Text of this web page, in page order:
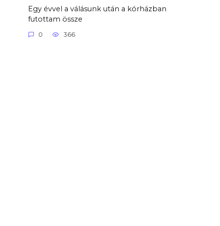
Egy évvel a válásunk után a kórházban
futottam össze
0 366